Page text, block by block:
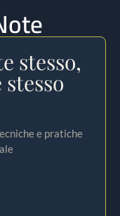
stesso,
e pratiche